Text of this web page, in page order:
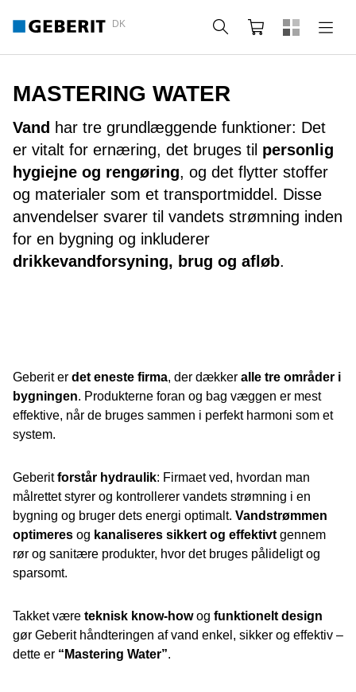
DK Søg Indkøbskurv
MASTERING WATER
Vand har tre grundlæggende funktioner: Det
er vitalt for ernæring, det bruges til personlig
hygiejne og rengøring, og det flytter stoffer
og materialer som et transportmiddel. Disse
anvendelser svarer til vandets strømning inden
for en bygning og inkluderer
drikkevandforsyning, brug og afløb.
Geberit er det eneste firma, der dækker alle tre områder i
bygningen. Produkterne foran og bag væggen er mest
effektive, når de bruges sammen i perfekt harmoni som et
system.
Geberitforstår hydraulik: Firmaet ved, hvordan man
målrettet styrer og kontrollerer vandets strømning i en
bygning og bruger dets energi optimalt. Vandstrømmen
optimeres og kanaliseres sikkert og effektivt gennem
rør og sanitære produkter, hvor det bruges pålideligt og
sparsomt.
Takket være teknisk know-howog funktionelt design
gør Geberit håndteringen af vand enkel, sikker og effektiv –
dette er “Mastering Water”.